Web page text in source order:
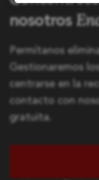
nosotros
Permítanos
Gestionaremos
centrarse en la
contacto con
gratuita.